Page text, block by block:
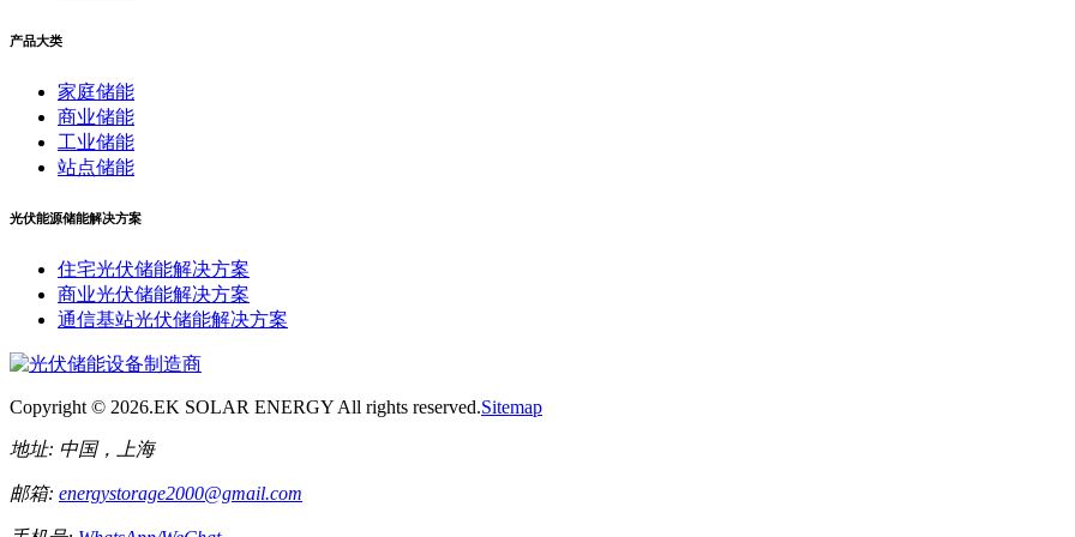
产品大类
家庭储能
商业储能
工业储能
站点储能
光伏能源储能解决方案
住宅光伏储能解决方案
商业光伏储能解决方案
通信基站光伏储能解决方案
Copyright © 2026.EK SOLAR ENERGY All rights reserved.Sitemap
地址: 中国，上海
邮箱: energystorage2000@gmail.com